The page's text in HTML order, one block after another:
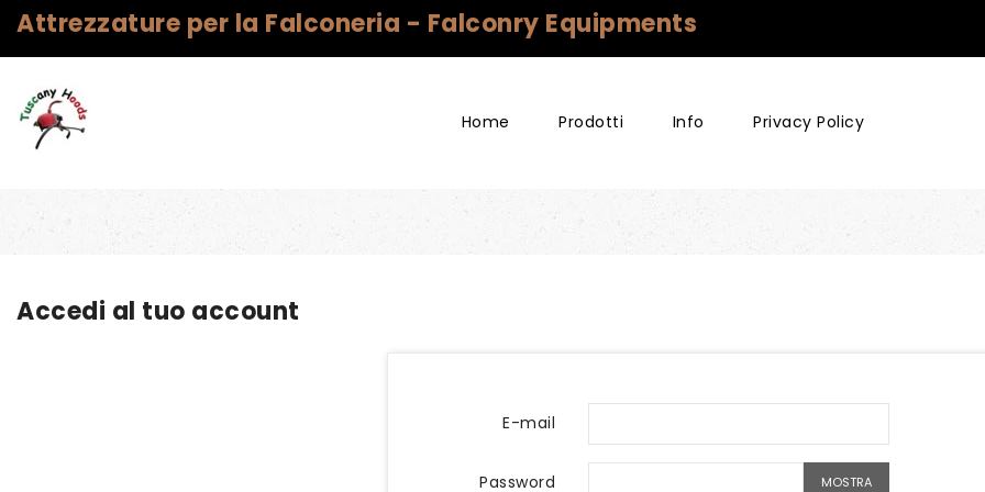
Attrezzature per la Falconeria - Falconry Equipments
Home Prodotti Info Privacy Policy
Accedi al tuo account
E-mail
Password MOSTRA